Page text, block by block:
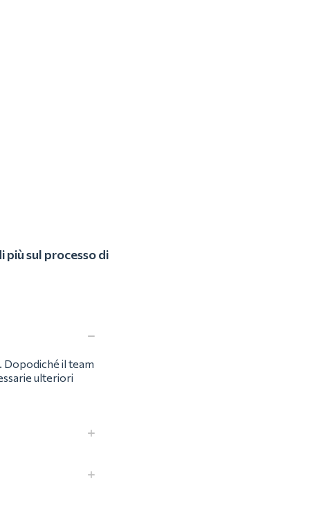
sul processo di
Dopodiché il team
ulteriori